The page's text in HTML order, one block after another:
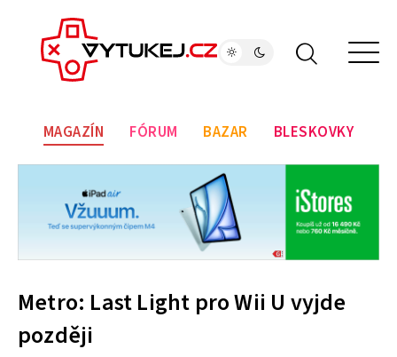
MAGAZÍN FÓRUM BAZAR BLESKOVKY
Metro: Last Light pro Wii U vyjde
později